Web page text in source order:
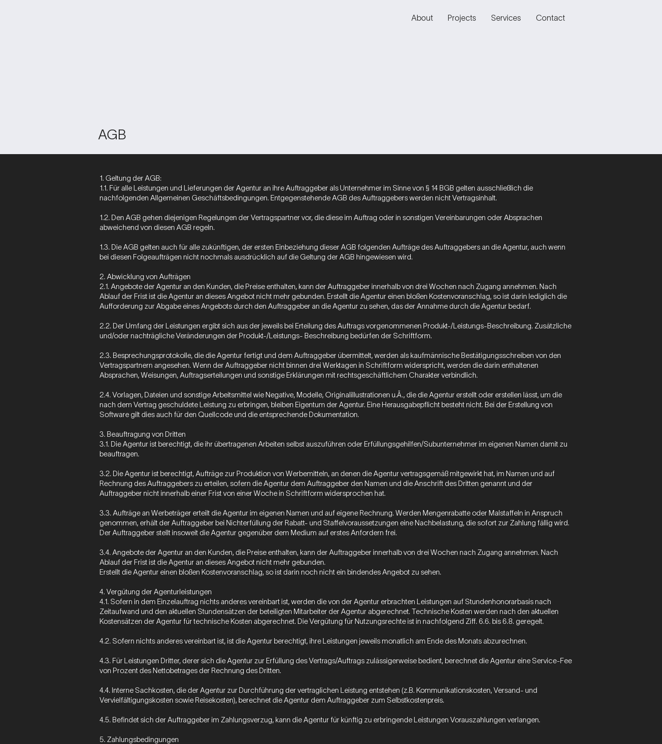
About Projects Services Contact
AGB
1. Geltung der AGB:
1.1. Für alle Leistungen und Lieferungen der Agentur an ihre Auftraggeber als Unternehmer im Sinne von § 14 BGB gelten ausschließlich die
nachfolgenden Allgemeinen Geschäftsbedingungen. Entgegenstehende AGB des Auftraggebers werden nicht Vertragsinhalt.
1.2. Den AGB gehen diejenigen Regelungen der Vertragspartner vor, die diese im Auftrag oder in sonstigen Vereinbarungen oder Absprachen
abweichend von diesen AGB regeln.
1.3. Die AGB gelten auch für alle zukünftigen, der ersten Einbeziehung dieser AGB folgenden Aufträge des Auftraggebers an die Agentur, auch wenn
bei diesen Folgeaufträgen nicht nochmals ausdrücklich auf die Geltung der AGB hingewiesen wird.
2. Abwicklung von Aufträgen
2.1. Angebote der Agentur an den Kunden, die Preise enthalten, kann der Auftraggeber innerhalb von drei Wochen nach Zugang annehmen. Nach
Ablauf der Frist ist die Agentur an dieses Angebot nicht mehr gebunden. Erstellt die Agentur einen bloßen Kostenvoranschlag, so ist darin lediglich die
Aufforderung zur Abgabe eines Angebots durch den Auftraggeber an die Agentur zu sehen, das der Annahme durch die Agentur bedarf.
2.2. Der Umfang der Leistungen ergibt sich aus der jeweils bei Erteilung des Auftrags vorgenommenen Produkt-/Leistungs-Beschreibung. Zusätzliche
und/oder nachträgliche Veränderungen der Produkt-/Leistungs- Beschreibung bedürfen der Schriftform.
2.3. Besprechungsprotokolle, die die Agentur fertigt und dem Auftraggeber übermittelt, werden als kaufmännische Bestätigungsschreiben von den
Vertragspartnern angesehen. Wenn der Auftraggeber nicht binnen drei Werktagen in Schriftform widerspricht, werden die darin enthaltenen
Absprachen, Weisungen, Auftragserteilungen und sonstige Erklärungen mit rechtsgeschäftlichem Charakter verbindlich.
2.4. Vorlagen, Dateien und sonstige Arbeitsmittel wie Negative, Modelle, Originalillustrationen u.Ä., die die Agentur erstellt oder erstellen lässt, um die
nach dem Vertrag geschuldete Leistung zu erbringen, bleiben Eigentum der Agentur. Eine Herausgabepflicht besteht nicht. Bei der Erstellung von
Software gilt dies auch für den Quellcode und die entsprechende Dokumentation.
3. Beauftragung von Dritten
3.1. Die Agentur ist berechtigt, die ihr übertragenen Arbeiten selbst auszuführen oder Erfüllungsgehilfen/Subunternehmer im eigenen Namen damit zu
beauftragen.
3.2. Die Agentur ist berechtigt, Aufträge zur Produktion von Werbemitteln, an denen die Agentur vertragsgemäß mitgewirkt hat, im Namen und auf
Rechnung des Auftraggebers zu erteilen, sofern die Agentur dem Auftraggeber den Namen und die Anschrift des Dritten genannt und der
Auftraggeber nicht innerhalb einer Frist von einer Woche in Schriftform widersprochen hat.
3.3. Aufträge an Werbeträger erteilt die Agentur im eigenen Namen und auf eigene Rechnung. Werden Mengenrabatte oder Malstaffeln in Anspruch
genommen, erhält der Auftraggeber bei Nichterfüllung der Rabatt- und Staffelvoraussetzungen eine Nachbelastung, die sofort zur Zahlung fällig wird.
Der Auftraggeber stellt insoweit die Agentur gegenüber dem Medium auf erstes Anfordern frei.
3.4. Angebote der Agentur an den Kunden, die Preise enthalten, kann der Auftraggeber innerhalb von drei Wochen nach Zugang annehmen. Nach
Ablauf der Frist ist die Agentur an dieses Angebot nicht mehr gebunden.
Erstellt die Agentur einen bloßen Kostenvoranschlag, so ist darin noch nicht ein bindendes Angebot zu sehen.
4. Vergütung der Agenturleistungen
4.1. Sofern in dem Einzelauftrag nichts anderes vereinbart ist, werden die von der Agentur erbrachten Leistungen auf Stundenhonorarbasis nach
Zeitaufwand und den aktuellen Stundensätzen der beteiligten Mitarbeiter der Agentur abgerechnet. Technische Kosten werden nach den aktuellen
Kostensätzen der Agentur für technische Kosten abgerechnet. Die Vergütung für Nutzungsrechte ist in nachfolgend Ziff. 6.6. bis 6.8. geregelt.
4.2. Sofern nichts anderes vereinbart ist, ist die Agentur berechtigt, ihre Leistungen jeweils monatlich am Ende des Monats abzurechnen.
4.3. Für Leistungen Dritter, derer sich die Agentur zur Erfüllung des Vertrags/Auftrags zulässigerweise bedient, berechnet die Agentur eine Service-Fee
von Prozent des Nettobetrages der Rechnung des Dritten.
4.4. Interne Sachkosten, die der Agentur zur Durchführung der vertraglichen Leistung entstehen (z.B. Kommunikationskosten, Versand- und
Vervielfältigungskosten sowie Reisekosten), berechnet die Agentur dem Auftraggeber zum Selbstkostenpreis.
4.5. Befindet sich der Auftraggeber im Zahlungsverzug, kann die Agentur für künftig zu erbringende Leistungen Vorauszahlungen verlangen.
5. Zahlungsbedingungen